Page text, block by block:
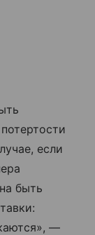
если
быть
—